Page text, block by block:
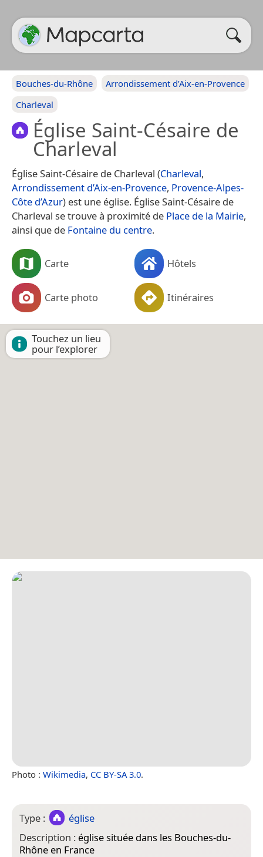
Bouches-du-Rhône
Arrondissement d’Aix-en-Provence
Charleval
Église Saint-Césaire de
Charleval
Église Saint-Césaire de Charleval (Charleval,
Arrondissement d’Aix-en-Provence, Provence-Alpes-
Côte d’Azur) est une église. Église Saint-Césaire de
Charleval se trouve à proximité de Place de la Mairie,
ainsi que de Fontaine du centre.
Carte Hôtels
Carte photo Itinéraires
Touchez un lieu
pour l’explorer
Photo : Wikimedia, CC BY-SA 3.0.
Type :
église
Description : église située dans les Bouches-du-
Rhône en France